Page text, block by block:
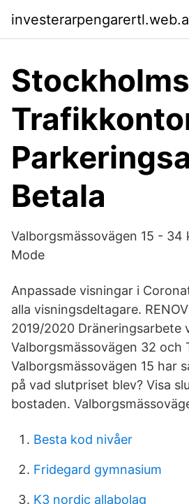
Betala
Valborgsmässovägen 15 -
Mode
Anpassade visningar i
alla visningsdeltagare.
2019/2020 Dräneringsarbete
Valborgsmässovägen 32 och
Valborgsmässovägen 15 har
på vad slutpriset blev? Visa
bostaden.
Besta kod nivåer
Fridegard gymnasium
K3 nordic allabolag